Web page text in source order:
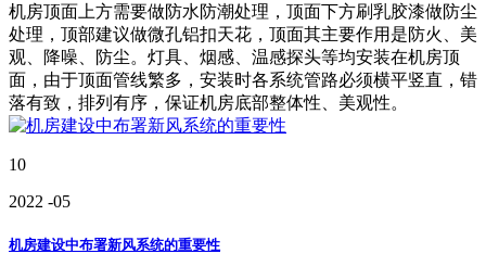
机房顶面上方需要做防水防潮处理，顶面下方刷乳胶漆做防尘
处理，顶部建议做微孔铝扣天花，顶面其主要作用是防火、美
观、降噪、防尘。灯具、烟感、温感探头等均安装在机房顶
面，由于顶面管线繁多，安装时各系统管路必须横平竖直，错
落有致，排列有序，保证机房底部整体性、美观性。
10
2022 -05
机房建设中布署新风系统的重要性